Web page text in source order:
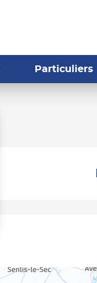
Particuliers